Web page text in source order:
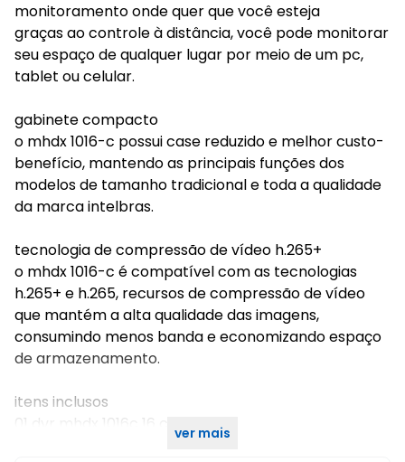
monitoramento onde quer que você esteja
graças ao controle à distância, você pode monitorar
seu espaço de qualquer lugar por meio de um pc,
tablet ou celular.
gabinete compacto
o mhdx 1016-c possui case reduzido e melhor custo-
benefício, mantendo as principais funções dos
modelos de tamanho tradicional e toda a qualidade
da marca intelbras.
tecnologia de compressão de vídeo h.265+
o mhdx 1016-c é compatível com as tecnologias
h.265+ e h.265, recursos de compressão de vídeo
que mantém a alta qualidade das imagens,
consumindo menos banda e economizando espaço
de armazenamento.
itens inclusos
01 dvr mhdx 1016c 16 canaisver mais